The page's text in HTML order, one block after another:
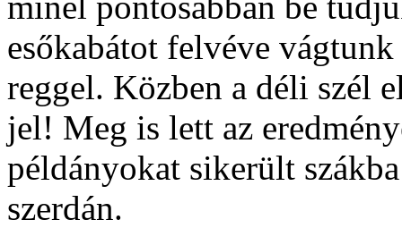
esőkabátot felvéve
reggel. Közben a déli szél
jel! Meg is lett az
példányokat sikerült
szerdán.